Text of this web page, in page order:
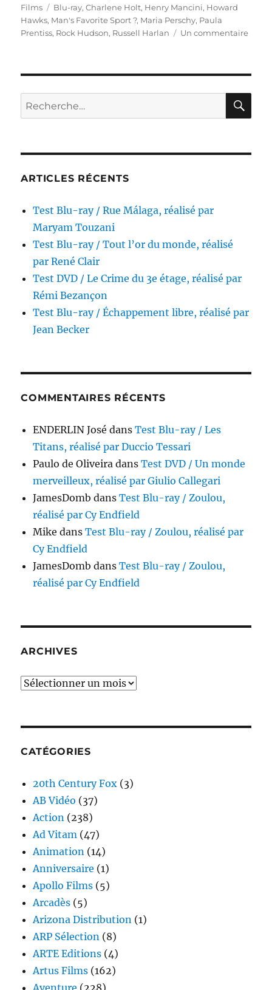
le
Films
Étiquettes
Blu-ray,Charlene Holt, Henry Mancini, Howard
Hawks, Man's Favorite Sport ?, Maria Perschy, Paula
Prentiss, Rock Hudson, Russell Harlan Un commentairesur
Le
favori
Recherche
pour :
ARTICLES RÉCENTS
Test Blu-ray / Rue Málaga, réalisé par
Maryam Touzani
Test Blu-ray / Tout l’or du monde, réalisé
par René Clair
Test DVD / Le Crime du 3e étage, réalisé par
Rémi Bezançon
Test Blu-ray / Échappement libre, réalisé par
Jean Becker
COMMENTAIRES RÉCENTS
ENDERLIN José dansTest Blu-ray / Les
Titans, réalisé par Duccio Tessari
Paulo de Oliveira dansTest DVD / Un monde
merveilleux, réalisé par Giulio Callegari
JamesDomb dansTest Blu-ray / Zoulou,
réalisé par Cy Endfield
Mike dansTest Blu-ray / Zoulou, réalisé par
Cy Endfield
JamesDomb dansTest Blu-ray / Zoulou,
réalisé par Cy Endfield
ARCHIVES
Archives
CATÉGORIES
20th Century Fox (3)
AB Vidéo (37)
Action (238)
Ad Vitam (47)
Animation (14)
Anniversaire (1)
Apollo Films (5)
Arcadès (5)
Arizona Distribution (1)
ARP Sélection (8)
ARTE Editions (4)
Artus Films (162)
Aventure (228)